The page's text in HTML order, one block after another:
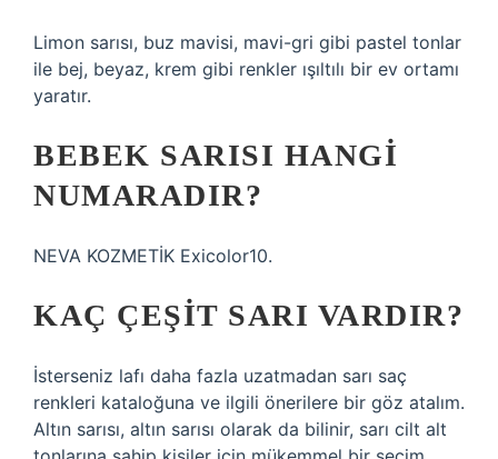
Limon sarısı, buz mavisi, mavi-gri gibi pastel tonlar
ile bej, beyaz, krem ​​gibi renkler ışıltılı bir ev ortamı
yaratır.
BEBEK SARISI HANGI
NUMARADIR?
NEVA KOZMETİK Exicolor10.
KAÇ ÇEŞIT SARI VARDIR?
İsterseniz lafı daha fazla uzatmadan sarı saç
renkleri kataloğuna ve ilgili önerilere bir göz atalım.
Altın sarısı, altın sarısı olarak da bilinir, sarı cilt alt